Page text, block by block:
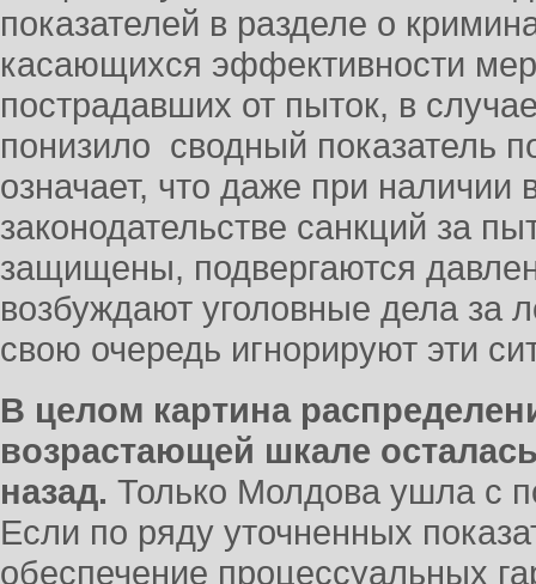
показателей в разделе о
касающихся эффективности
пострадавших от пыток, в
понизило сводный показатель
означает, что даже при наличии
законодательстве санкций за
защищены, подвергаются
возбуждают уголовные дела за
свою очередь игнорируют эти
В целом картина
возрастающей шкале
назад. Только Молдова ушла с
Если по ряду уточненных
обеспечение процессуальных